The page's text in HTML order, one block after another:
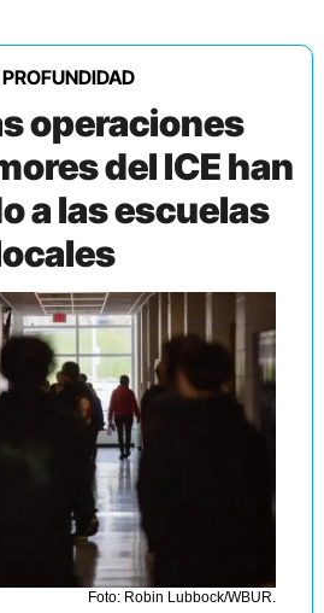
operaciones
del ICE han
a las escuelas
Foto: Robin Lubbock/WBUR.